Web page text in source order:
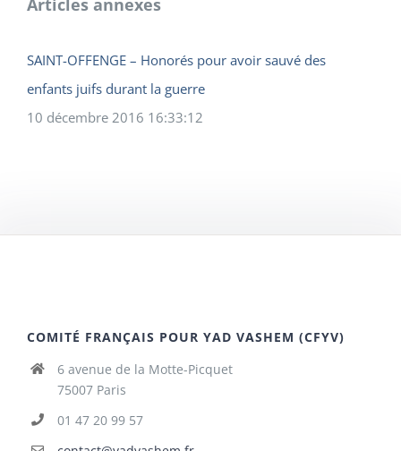
SAINT-OFFENGE – Honorés pour avoir sauvé des
enfants juifs durant la guerre
10 décembre 2016 16:33:12
COMITÉ FRANÇAIS POUR YAD VASHEM (CFYV)
6 avenue de la Motte-Picquet
75007 Paris
01 47 20 99 57